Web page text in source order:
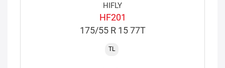
HIFLY
HF201
175/55 R 15 77T
TL